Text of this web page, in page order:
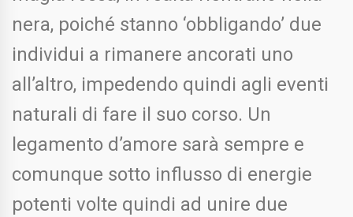
nera, poiché stanno ‘obbligando’ due
individui a rimanere ancorati uno
all’altro, impedendo quindi agli eventi
naturali di fare il suo corso. Un
legamento d’amore sarà sempre e
comunque sotto influsso di energie
potenti volte quindi ad unire due